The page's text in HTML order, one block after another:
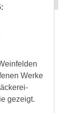
Werke
gezeigt.